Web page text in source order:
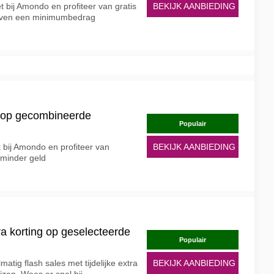
bij Amondo en profiteer van gratis
een minimumbedrag
BEKIJK AANBIEDING
gecombineerde
Amondo en profiteer van
geld
Populair
BEKIJK AANBIEDING
korting op geselecteerde
flash sales met tijdelijke extra
Populair
BEKIJK AANBIEDING